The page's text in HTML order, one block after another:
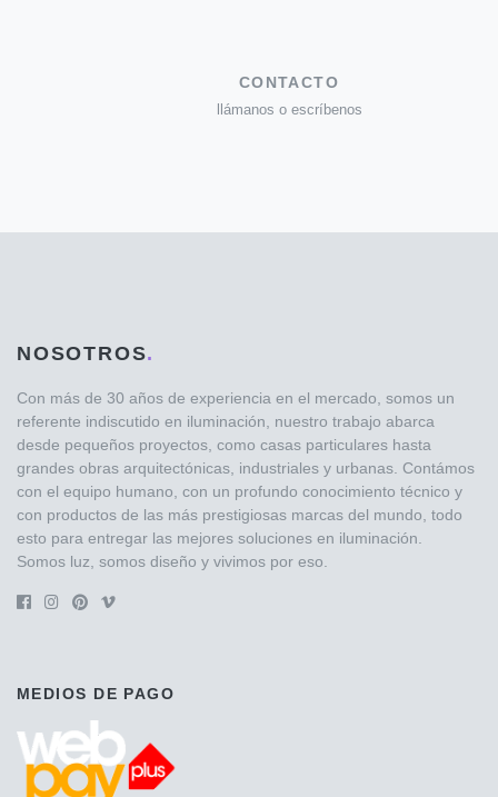
CONTACTO
llámanos o escríbenos
NOSOTROS.
Con más de 30 años de experiencia en el mercado, somos un
referente indiscutido en iluminación, nuestro trabajo abarca
desde pequeños proyectos, como casas particulares hasta
grandes obras arquitectónicas, industriales y urbanas. Contámos
con el equipo humano, con un profundo conocimiento técnico y
con productos de las más prestigiosas marcas del mundo, todo
esto para entregar las mejores soluciones en iluminación.
Somos luz, somos diseño y vivimos por eso.
MEDIOS DE PAGO